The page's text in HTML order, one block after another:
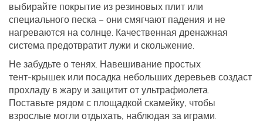
выбирайте покрытие из резиновых плит или
специального песка – они смягчают падения и не
нагреваются на солнце. Качественная дренажная
система предотвратит лужи и скольжение.
Не забудьте о тенях. Навешивание простых
тент‑крышек или посадка небольших деревьев создаст
прохладу в жару и защитит от ультрафиолета.
Поставьте рядом с площадкой скамейку, чтобы
взрослые могли отдыхать, наблюдая за играми.